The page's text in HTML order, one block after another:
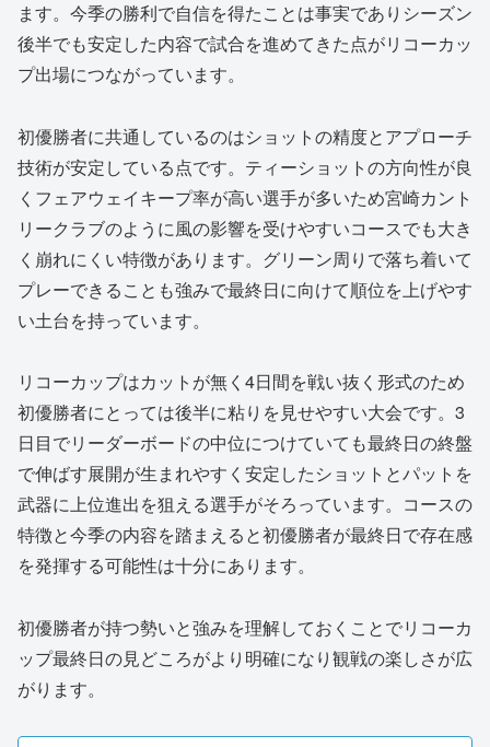
ます。今季の勝利で自信を得たことは事実でありシーズン
後半でも安定した内容で試合を進めてきた点がリコーカッ
プ出場につながっています。
初優勝者に共通しているのはショットの精度とアプローチ
技術が安定している点です。ティーショットの方向性が良
くフェアウェイキープ率が高い選手が多いため宮崎カント
リークラブのように風の影響を受けやすいコースでも大き
く崩れにくい特徴があります。グリーン周りで落ち着いて
プレーできることも強みで最終日に向けて順位を上げやす
い土台を持っています。
リコーカップはカットが無く4日間を戦い抜く形式のため
初優勝者にとっては後半に粘りを見せやすい大会です。3
日目でリーダーボードの中位につけていても最終日の終盤
で伸ばす展開が生まれやすく安定したショットとパットを
武器に上位進出を狙える選手がそろっています。コースの
特徴と今季の内容を踏まえると初優勝者が最終日で存在感
を発揮する可能性は十分にあります。
初優勝者が持つ勢いと強みを理解しておくことでリコーカ
ップ最終日の見どころがより明確になり観戦の楽しさが広
がります。